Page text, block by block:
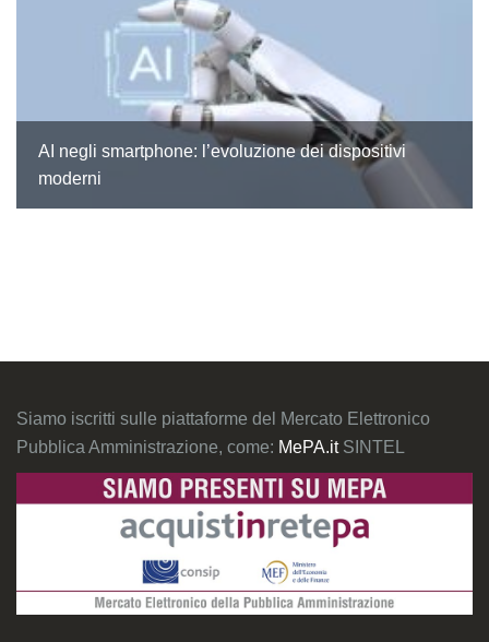
AI negli smartphone: l’evoluzione dei dispositivi
moderni
Siamo iscritti sulle piattaforme del Mercato Elettronico
Pubblica Amministrazione, come: MePA.it SINTEL